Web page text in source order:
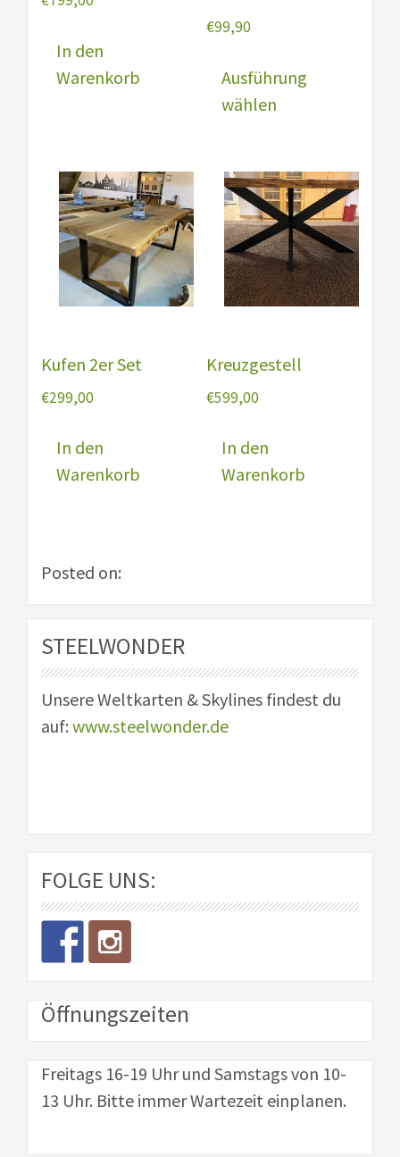
In den
Warenkorb
€99,90
Ausführung
wählen
auf.
Die
auf
Kufen 2er Set
€299,00
In den
Warenkorb
Kreuzgestell
€599,00
In den
Warenkorb
Posted on:
STEELWONDER
Unsere Weltkarten & Skylines findest du
auf: www.steelwonder.de
FOLGE UNS:
Öffnungszeiten
Freitags 16-19 Uhr und Samstags von 10-
13 Uhr. Bitte immer Wartezeit einplanen.